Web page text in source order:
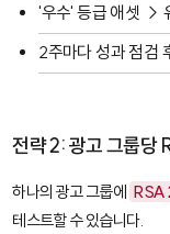
'우수' 등급 애셋 →
2주마다 성과 점검
전략 2: 광고 그룹당
하나의 광고 그룹에 RSA
테스트할 수 있습니다.